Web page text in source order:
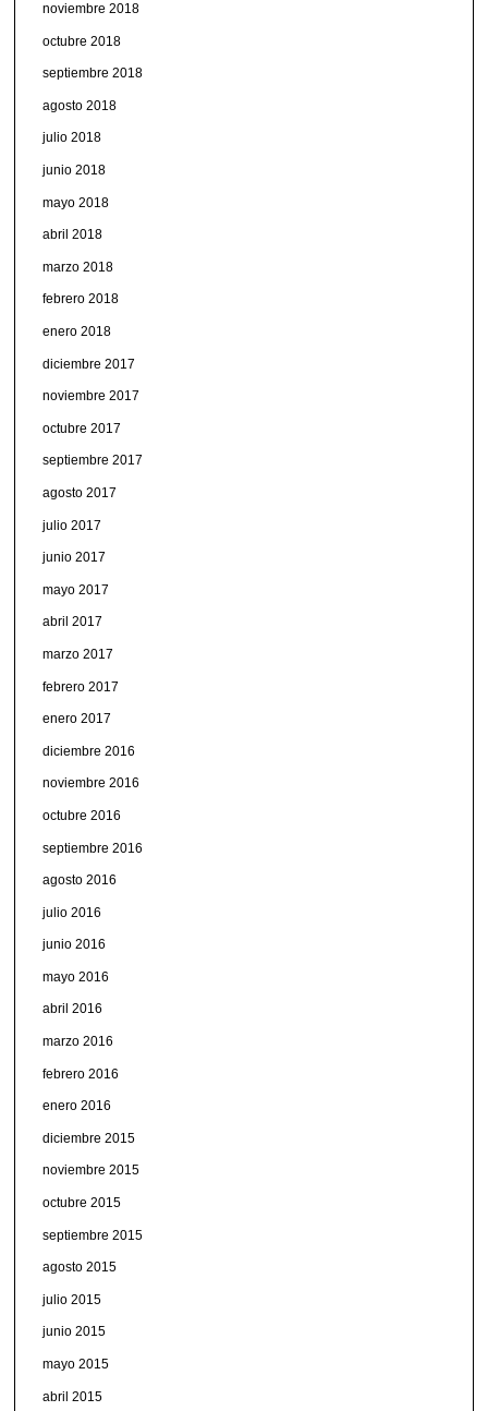
noviembre 2018
octubre 2018
septiembre 2018
agosto 2018
julio 2018
junio 2018
mayo 2018
abril 2018
marzo 2018
febrero 2018
enero 2018
diciembre 2017
noviembre 2017
octubre 2017
septiembre 2017
agosto 2017
julio 2017
junio 2017
mayo 2017
abril 2017
marzo 2017
febrero 2017
enero 2017
diciembre 2016
noviembre 2016
octubre 2016
septiembre 2016
agosto 2016
julio 2016
junio 2016
mayo 2016
abril 2016
marzo 2016
febrero 2016
enero 2016
diciembre 2015
noviembre 2015
octubre 2015
septiembre 2015
agosto 2015
julio 2015
junio 2015
mayo 2015
abril 2015